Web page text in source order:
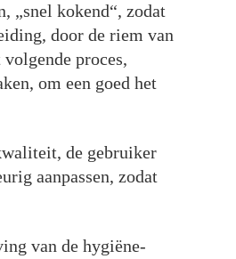
„snel kokend“, zodat
door de riem van
proces,
om een goed het
de gebruiker
aanpassen, zodat
van de hygiëne-